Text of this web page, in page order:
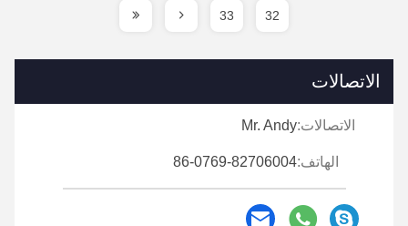
32
33
الاتصالات
الاتصالات:Mr. Andy
الهاتف:86-0769-82706004